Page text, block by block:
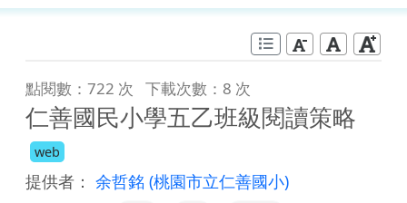
點閱數：722 次 下載次數：8 次
仁善國民小學五乙班級閱讀策略
web
提供者： 余哲銘 (桃園市立仁善國小)